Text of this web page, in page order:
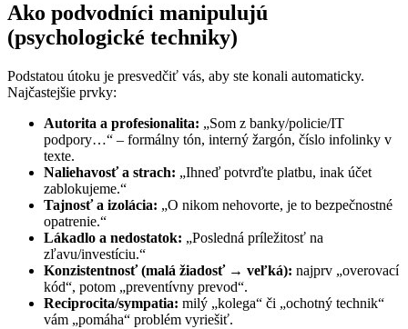
Ako podvodníci manipulujú
(psychologické techniky)
Podstatou útoku je presvedčiť vás, aby ste konali automaticky.
Najčastejšie prvky:
Autorita a profesionalita: „Som z banky/policie/IT
podpory…“ – formálny tón, interný žargón, číslo infolinky v
texte.
Naliehavosť a strach: „Ihneď potvrďte platbu, inak účet
zablokujeme.“
Tajnosť a izolácia: „O nikom nehovorte, je to bezpečnostné
opatrenie.“
Lákadlo a nedostatok: „Posledná príležitosť na
zľavu/investíciu.“
Konzistentnosť (malá žiadosť → veľká): najprv „overovací
kód“, potom „preventívny prevod“.
Reciprocita/sympatia: milý „kolega“ či „ochotný technik“
vám „pomáha“ problém vyriešiť.